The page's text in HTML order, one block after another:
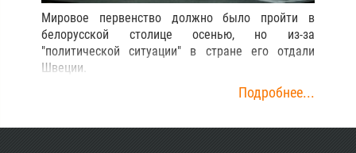
Мировое первенство должно было пройти в
белорусской столице осенью, но из-за
"политической ситуации" в стране его отдали
Швеции.
Подробнее...